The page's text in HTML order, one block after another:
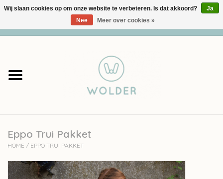
Garens
Accessoires
workshops
Eppo Trui Pakket
HOME / EPPO TRUI PAKKET
Wij slaan cookies op om onze website te verbeteren. Is dat akkoord?
Ja
Nee
Meer over cookies »